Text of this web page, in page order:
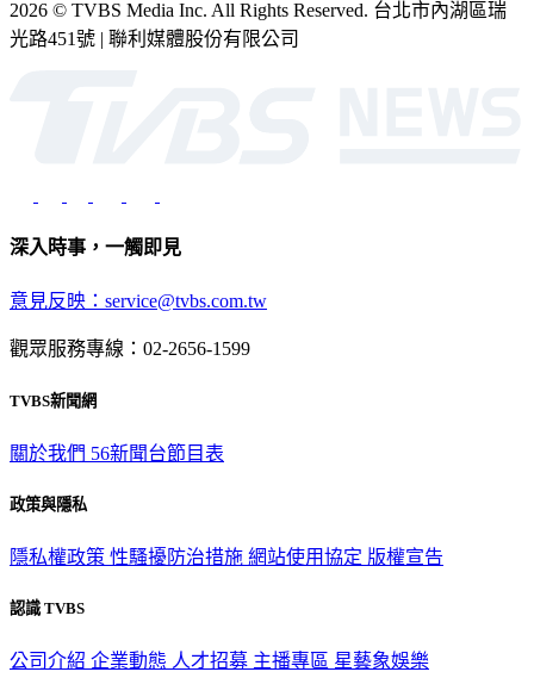
2026 © TVBS Media Inc. All Rights Reserved. 台北市內湖區瑞
光路451號 | 聯利媒體股份有限公司
深入時事，一觸即見
意見反映：service@tvbs.com.tw
觀眾服務專線：02-2656-1599
TVBS新聞網
關於我們 56新聞台節目表
政策與隱私
隱私權政策 性騷擾防治措施 網站使用協定 版權宣告
認識 TVBS
公司介紹 企業動態 人才招募 主播專區 星藝象娛樂